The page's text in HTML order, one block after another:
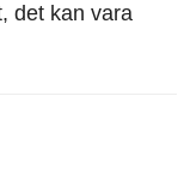
det kan vara